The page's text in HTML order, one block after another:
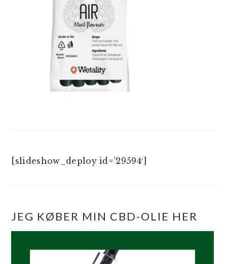
[slideshow_deploy id=’29594′]
JEG KØBER MIN CBD-OLIE HER